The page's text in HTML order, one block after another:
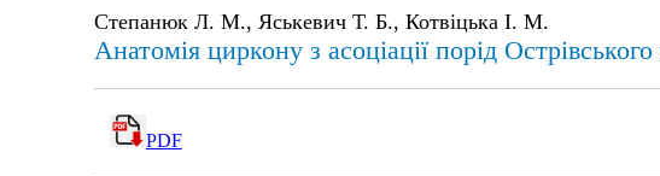
Степанюк Л. М., Яськевич Т. Б., Котвіцька І. М.
Анатомія циркону з асоціації порід
PDF